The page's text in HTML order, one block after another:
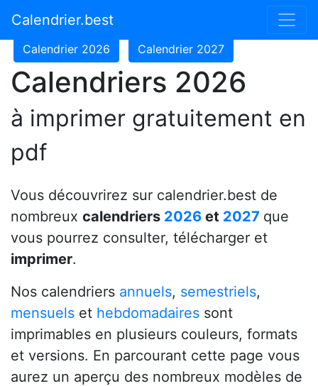
Calendrier.best
Calendrier 2024
Calendrier 2026 Calendrier 2027
Calendriers 2026
à imprimer gratuitement en
pdf
Vous découvrirez sur calendrier.best de
nombreux calendriers 2026 et 2027 que
vous pourrez consulter, télécharger et
imprimer.
Nos calendriers annuels, semestriels,
mensuels et hebdomadaires sont
imprimables en plusieurs couleurs, formats
et versions. En parcourant cette page vous
aurez un aperçu des nombreux modèles de